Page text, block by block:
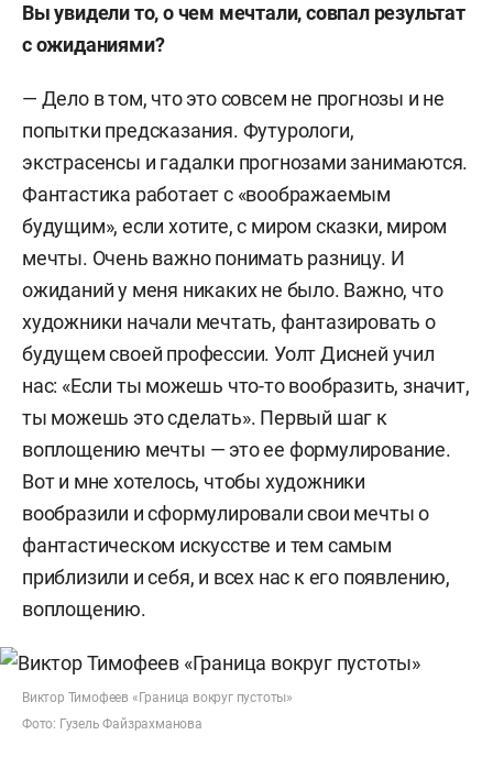
Вы увидели то, о чем мечтали, совпал результат
с ожиданиями?
— Дело в том, что это совсем не прогнозы и не
попытки предсказания. Футурологи,
экстрасенсы и гадалки прогнозами занимаются.
Фантастика работает с «воображаемым
будущим», если хотите, с миром сказки, миром
мечты. Очень важно понимать разницу. И
ожиданий у меня никаких не было. Важно, что
художники начали мечтать, фантазировать о
будущем своей профессии. Уолт Дисней учил
нас: «Если ты можешь что-то вообразить, значит,
ты можешь это сделать». Первый шаг к
воплощению мечты — это ее формулирование.
Вот и мне хотелось, чтобы художники
вообразили и сформулировали свои мечты о
фантастическом искусстве и тем самым
приблизили и себя, и всех нас к его появлению,
воплощению.
Виктор Тимофеев «Граница вокруг пустоты»
Фото: Гузель Файзрахманова